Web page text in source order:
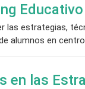
Educativo
las estrategias,
alumnos en
en las